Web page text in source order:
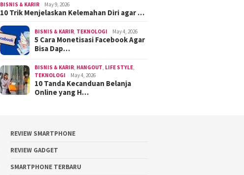
BISNIS & KARIR May 9, 2026
10 Trik Menjelaskan Kelemahan Diri agar …
BISNIS & KARIR TEKNOLOGI May 4, 2026
5 Cara Monetisasi Facebook Agar
Bisa Dap…
BISNIS & KARIR HANGOUT LIFE STYLE
TEKNOLOGI
May 4, 2026
10 Tanda Kecanduan Belanja
Online yang H…
REVIEW SMARTPHONE
REVIEW GADGET
SMARTPHONE TERBARU